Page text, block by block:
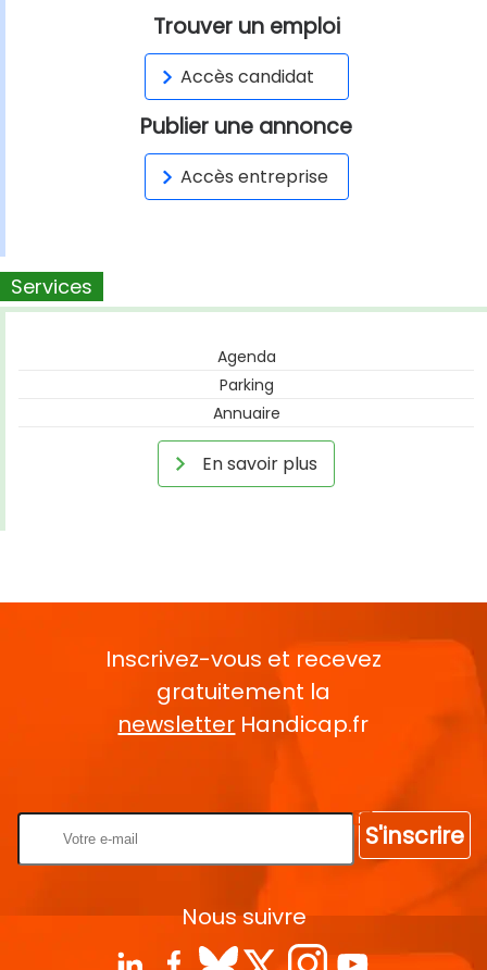
Trouver un emploi
Accès candidat
Publier une annonce
Accès entreprise
Services
Agenda
Parking
Annuaire
En savoir plus
Inscrivez-vous et recevez
gratuitement la
newsletter Handicap.fr
S'inscrire
Nous suivre